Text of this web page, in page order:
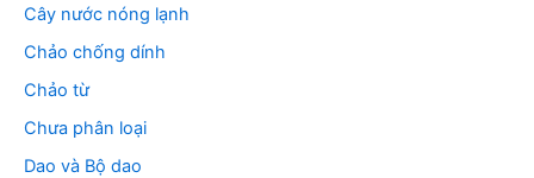
Cây nước nóng lạnh
Chảo chống dính
Chảo từ
Chưa phân loại
Dao và Bộ dao